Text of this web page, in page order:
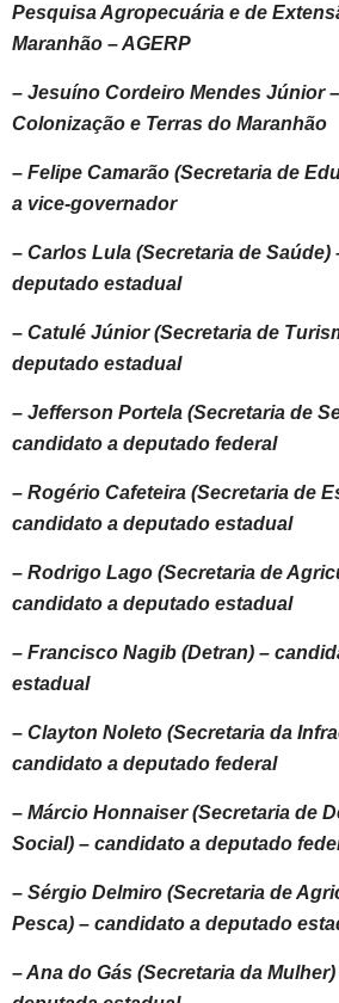
Pesquisa Agropecuária e de
Maranhão – AGERP
– Jesuíno Cordeiro Mendes Júnior
Colonização e Terras do Maranhão
– Felipe Camarão (Secretaria de
a vice-governador
– Carlos Lula (Secretaria de Saúde)
deputado estadual
– Catulé Júnior (Secretaria de
deputado estadual
– Jefferson Portela (Secretaria de
candidato a deputado federal
– Rogério Cafeteira (Secretaria de
candidato a deputado estadual
– Rodrigo Lago (Secretaria de
candidato a deputado estadual
– Francisco Nagib (Detran) –
estadual
– Clayton Noleto (Secretaria da
candidato a deputado federal
– Márcio Honnaiser (Secretaria de
Social) – candidato a deputado
– Sérgio Delmiro (Secretaria de
Pesca) – candidato a deputado
– Ana do Gás (Secretaria da